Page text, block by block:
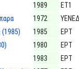
1989
ΕΤ1
1972
(1985)
1985
ΕΡΤ
1980
ΕΡΤ
1983
ΕΡΤ